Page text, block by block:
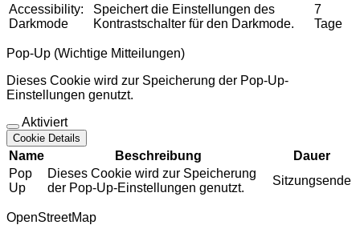
Accessibility:
Darkmode
Speichert die Einstellungen des
Kontrastschalter für den Darkmode.
7
Tage
Pop-Up (Wichtige Mitteilungen)
Dieses Cookie wird zur Speicherung der Pop-Up-
Einstellungen genutzt.
Aktiviert
Cookie Details
Name Beschreibung
Dauer
Pop
Up
Dieses Cookie wird zur Speicherung
der Pop-Up-Einstellungen genutzt.
Sitzungsende
OpenStreetMap